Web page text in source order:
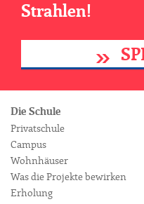
Strahlen!
Die Schule
Privatschule
Campus
Wohnhäuser
Was die Projekte bewirken
Erholung